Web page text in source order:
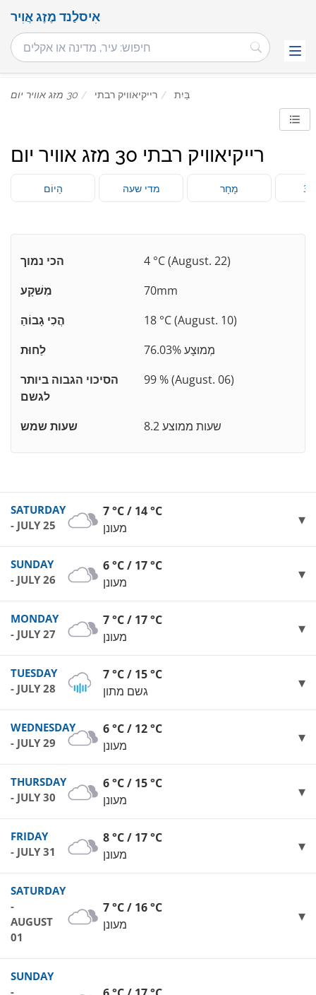
אִיסלַנד מֶזֶג אֲוִיר
בַּיִת רייקיאוויק רבתי 30 מזג אוויר יום
רייקיאוויק רבתי 30 מזג אוויר יום
הַיוֹם מדי שעה מָחָר
הכי נמוך
4 °C (August. 22)
מִשׁקָע
70mm
הֲכִי גָבוֹהַ
18 °C (August. 10)
לַחוּת
76.03% מְמוּצָע
הסיכוי הגבוה ביותר
לגשם
99 % (August. 06)
שעות שמש 8.2 שעות ממוצע
SATURDAY
- JULY 25
7 °C / 14 °C
מעונן
SUNDAY
- JULY 26
6 °C / 17 °C
מעונן
MONDAY
- JULY 27
7 °C / 17 °C
מעונן
TUESDAY
- JULY 28
7 °C / 15 °C
גשם מתון
WEDNESDAY
- JULY 29
6 °C / 12 °C
מעונן
THURSDAY
- JULY 30
6 °C / 15 °C
מעונן
FRIDAY
- JULY 31
8 °C / 17 °C
מעונן
SATURDAY
-
AUGUST
01
7 °C / 16 °C
מעונן
SUNDAY
-